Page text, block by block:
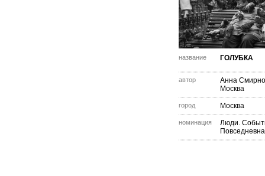
название ГОЛУБКА
автор
Анна
Москва
город Москва
номинация
Люди.